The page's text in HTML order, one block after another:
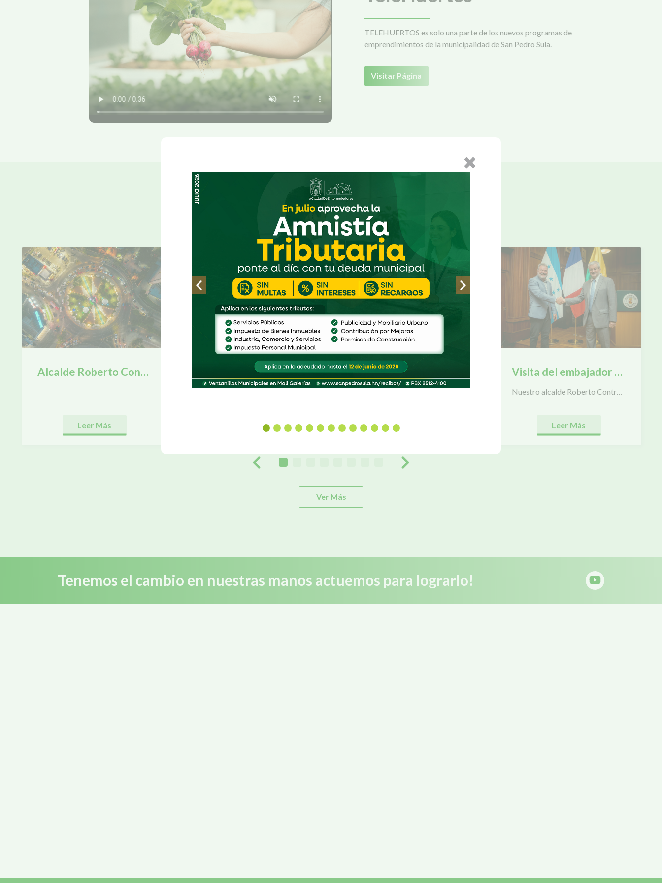
TELEHUERTOS es solo una parte de los nuevos programas de
emprendimientos de la municipalidad de San Pedro Sula.
Visitar Página
NOTICIAS DESTACADAS
¡LO MEJOR EN NOTICIAS RECIENTES LO PUEDES VER AQUÍ!
Alcalde Roberto Contreras inaugura proyecto de mejoramiento de infraestructura e iluminación del Monumento a la Madre.
Leer Más
Pavimentación de la colonia 2,000 Sector Cofradia avanza en un 75 %.
Leer Más Leer Más
Visita del embajador de Francia en Honduras
Nuestro alcalde Roberto Contreras recibió la visita del honorable embajador de Francia en Honduras, el señor Cédric Prieto, a quien compartió los avances en materia de salud, educación técnica y obras que contribuyen en el desarrollo de San Pedro Sula.
Leer Más
Ver Más
Tenemos el cambio en nuestras manos actuemos para lograrlo!